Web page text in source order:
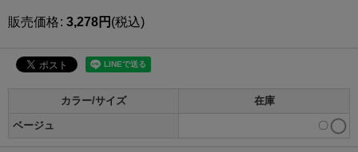
販売価格: 3,278円 (税込)
カラー/サイズ 在庫
ベージュ 〇